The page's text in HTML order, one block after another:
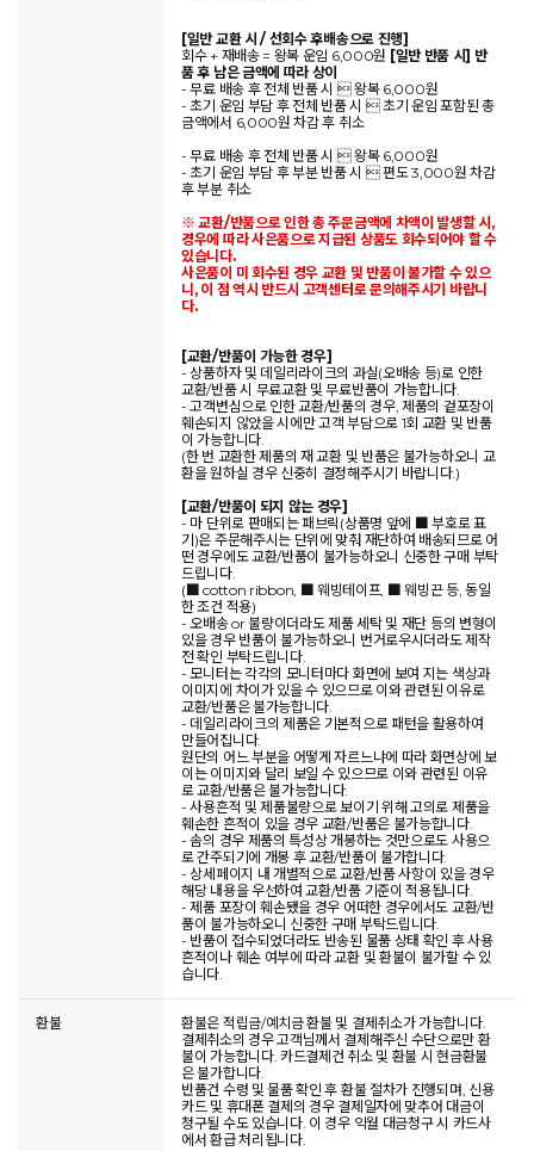
[일반 교환 시 / 선회수 후배송으로 진행]
회수 + 재배송 = 왕복 운임 6,000원 [일반 반품 시] 반
품 후 남은 금액에 따라 상이
- 무료 배송 후 전체 반품 시  왕복 6,000원
- 초기 운임 부담 후 전체 반품 시  초기 운임 포함된 총
금액에서 6,000원 차감 후 취소
- 무료 배송 후 전체 반품 시  왕복 6,000원
- 초기 운임 부담 후 부분 반품 시  편도 3,000원 차감
후 부분 취소
※ 교환/반품으로 인한 총 주문금액에 차액이 발생할 시,
경우에 따라 사은품으로 지급된 상품도 회수되어야 할 수
있습니다.
사은품이 미 회수된 경우 교환 및 반품이 불가할 수 있으
니, 이 점 역시 반드시 고객센터로 문의해주시기 바랍니
다.
[교환/반품이 가능한 경우]
- 상품하자 및 데일리라이크의 과실(오배송 등)로 인한
교환/반품 시 무료교환 및 무료반품이 가능합니다.
- 고객변심으로 인한 교환/반품의 경우, 제품의 겉포장이
훼손되지 않았을 시에만 고객 부담으로 1회 교환 및 반품
이 가능합니다.
(한 번 교환한 제품의 재 교환 및 반품은 불가능하오니 교
환을 원하실 경우 신중히 결정해주시기 바랍니다.)
[교환/반품이 되지 않는 경우]
- 마 단위로 판매되는 패브릭(상품명 앞에 ■ 부호로 표
기)은 주문해주시는 단위에 맞춰 재단하여 배송되므로 어
떤 경우에도 교환/반품이 불가능하오니 신중한 구매 부탁
드립니다.
(■ cotton ribbon, ■ 웨빙테이프, ■ 웨빙끈 등, 동일
한 조건 적용)
- 오배송 or 불량이더라도 제품 세탁 및 재단 등의 변형이
있을 경우 반품이 불가능하오니 번거로우시더라도 제작
전 확인 부탁드립니다.
- 모니터는 각각의 모니터마다 화면에 보여 지는 색상과
이미지에 차이가 있을 수 있으므로 이와 관련된 이유로
교환/반품은 불가능합니다.
- 데일리라이크의 제품은 기본적으로 패턴을 활용하여
만들어집니다.
원단의 어느 부분을 어떻게 자르느냐에 따라 화면상에 보
이는 이미지와 달리 보일 수 있으므로 이와 관련된 이유
로 교환/반품은 불가능합니다.
- 사용흔적 및 제품불량으로 보이기 위해 고의로 제품을
훼손한 흔적이 있을 경우 교환/반품은 불가능합니다.
- 솜의 경우 제품의 특성상 개봉하는 것만으로도 사용으
로 간주되기에 개봉 후 교환/반품이 불가합니다.
- 상세페이지 내 개별적으로 교환/반품 사항이 있을 경우
해당 내용을 우선하여 교환/반품 기준이 적용됩니다.
- 제품 포장이 훼손됐을 경우 어떠한 경우에서도 교환/반
품이 불가능하오니 신중한 구매 부탁드립니다.
- 반품이 접수되었더라도 반송된 물품 상태 확인 후 사용
흔적이나 훼손 여부에 따라 교환 및 환불이 불가할 수 있
습니다.
환불
환불은 적립금/예치금 환불 및 결제취소가 가능합니다.
결제취소의 경우 고객님께서 결제해주신 수단으로만 환
불이 가능합니다. 카드결제건 취소 및 환불 시 현금환불
은 불가합니다.
반품건 수령 및 물품 확인 후 환불 절차가 진행되며, 신용
카드 및 휴대폰 결제의 경우 결제일자에 맞추어 대금이
청구될 수도 있습니다. 이 경우 익월 대금청구 시 카드사
에서 환급 처리됩니다.